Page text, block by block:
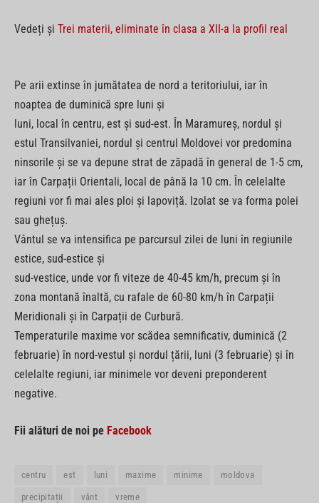
Vedeți și Trei materii, eliminate în clasa a XII-a la profil real
Pe arii extinse în jumătatea de nord a teritoriului, iar în
noaptea de duminică spre luni și
luni, local în centru, est și sud-est. În Maramureș, nordul și
estul Transilvaniei, nordul și centrul Moldovei vor predomina
ninsorile și se va depune strat de zăpadă în general de 1-5 cm,
iar în Carpații Orientali, local de până la 10 cm. În celelalte
regiuni vor fi mai ales ploi și lapoviță. Izolat se va forma polei
sau ghețuș.
Vântul se va intensifica pe parcursul zilei de luni în regiunile
estice, sud-estice și
sud-vestice, unde vor fi viteze de 40-45 km/h, precum și în
zona montană înaltă, cu rafale de 60-80 km/h în Carpații
Meridionali și în Carpații de Curbură.
Temperaturile maxime vor scădea semnificativ, duminică (2
februarie) în nord-vestul și nordul țării, luni (3 februarie) și în
celelalte regiuni, iar minimele vor deveni preponderent
negative.
Fii alături de noi pe Facebook
centru est luni maxime minime moldova
precipitații vânt vreme